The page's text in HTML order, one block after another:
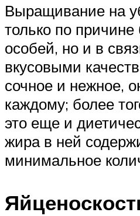
Выращивание на
только по
особей, но и в
вкусовыми
сочное и нежное,
каждому; более
это еще и
жира в ней
минимальное